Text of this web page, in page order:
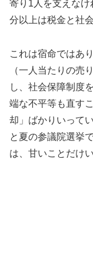
寄り1人を支えな
分以上は税金と社
これは宿命ではあ
（一人当たりの売
し、社会保障制度
端な不平等も直す
却」ばかりいって
と夏の参議院選挙
は、甘いことだけ